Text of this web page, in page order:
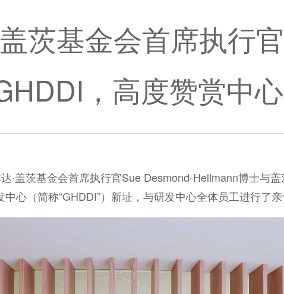
茨基金会首席执行
，高度赞赏中
·盖茨基金会首席执行官Sue Desmond-Hellmann博士与
心（简称“GHDDI”）新址，与研发中心全体员工进行了亲